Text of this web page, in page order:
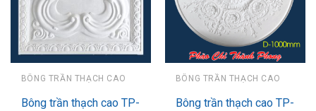
BÔNG TRẦN THẠCH CAO
Bông trần thạch cao TP-
BÔNG TRẦN THẠCH CAO
Bông trần thạch cao TP-